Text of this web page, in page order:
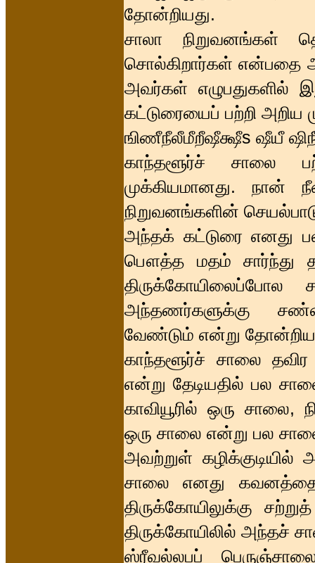
தோன்றியது.
சாலா நிறுவனங்கள்
சொல்கிறார்கள் என்பதை
அவர்கள் எழுபதுகளில்
கட்டுரையைப் பற்றி அறிய
ஙிணீநீலீமீறீஷீக்ஷீs ஷீயீ
காந்தளூர்ச் சாலை
முக்கியமானது. நான்
நிறுவனங்களின்
அந்தக் கட்டுரை எனது
பௌத்த மதம் சார்ந்து
திருக்கோயிலைப்போல
அந்தணர்களுக்கு
வேண்டும் என்று
காந்தளூர்ச் சாலை
என்று தேடியதில் பல
காவியூரில் ஒரு சாலை,
ஒரு சாலை என்று பல
அவற்றுள் கழிக்குடியில்
சாலை எனது கவனத்தைப்
திருக்கோயிலுக்கு
திருக்கோயிலில் அந்தச்
ஸ்ரீவல்லபப்